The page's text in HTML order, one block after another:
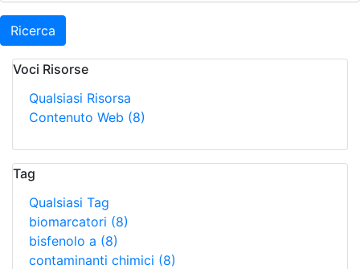
Ricerca
Voci Risorse
Qualsiasi Risorsa
Contenuto Web (8)
Tag
Qualsiasi Tag
biomarcatori (8)
bisfenolo a (8)
contaminanti chimici (8)